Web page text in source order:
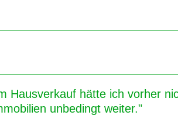
Hausverkauf hätte ich vorher
unbedingt weiter."